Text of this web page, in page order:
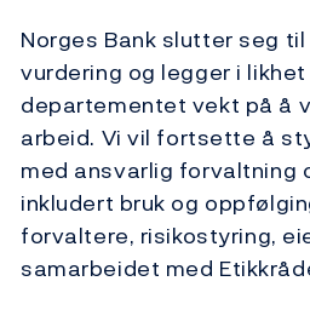
Norges Bank slutter seg
vurdering og legger i
departementet vekt på å
arbeid. Vi vil fortsette å
med ansvarlig forvaltning
inkludert bruk og
forvaltere, risikostyring,
samarbeidet med